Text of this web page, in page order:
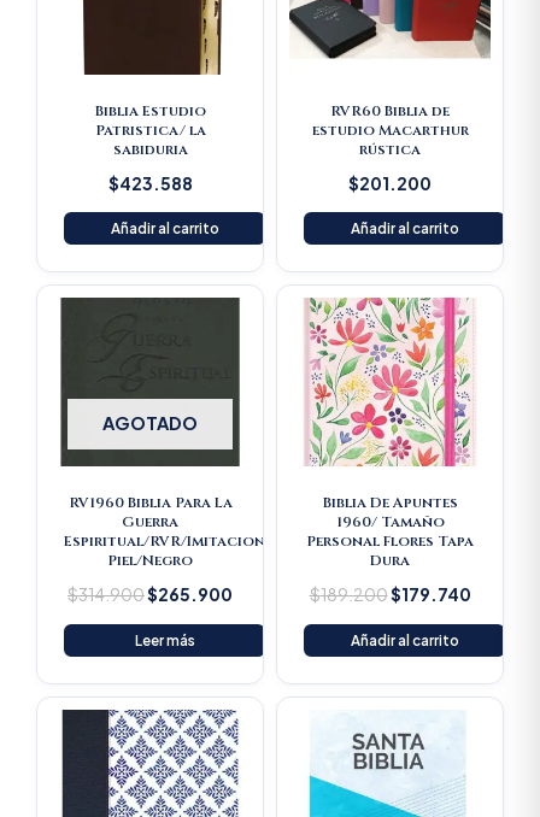
Biblia Estudio
Patristica/ la
sabiduria
$423.588
Añadir al carrito
RVR60 Biblia de
estudio Macarthur
rústica
$201.200
Añadir al carrito
AGOTADO
RV1960 Biblia Para La
Guerra
Espiritual/RVR/Imitacion
Piel/Negro
$314.900
Original
$314.900.
$265.900
Current
$265.900.
Leer más
Biblia De Apuntes
1960/ Tamaño
Personal Flores Tapa
Dura
$189.200
Original
price
was:
$189.200.
$179.740
Current
price
Añadir al carrito
Original
price
was:
$16.500.
Current
$15.675.